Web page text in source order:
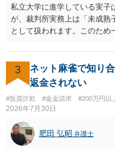
返金交渉で有利になる可能性
に難しいところがあります。
署に被害相談をするように
良いかと思います。
私立大学に進学している実子
が、裁判所実務上は「未成熟
として扱われます。このた
者宛に養育費を支払っており
一部含まれています。また
けではないという事情も存
だとしても学費の請求が裁
えます。 以上整理したとおり
に伝えるのが良い対処法と思
3
ネット麻雀で知り
返金されない
#投資詐欺 #返金請求 #200万円以
2026年7月30日
肥田 弘昭 弁護士